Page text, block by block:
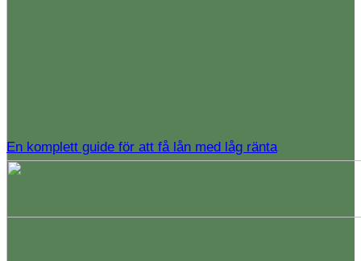
En komplett guide för att få lån med låg ränta